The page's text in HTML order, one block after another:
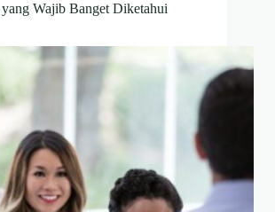
Wajib Banget Diketahui